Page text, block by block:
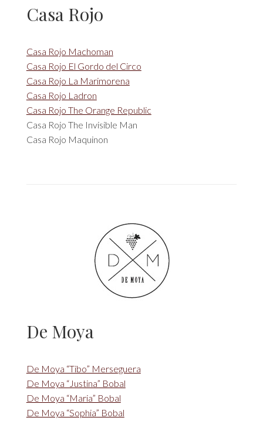
Casa Rojo
Casa Rojo Machoman
Casa Rojo El Gordo del Circo
Casa Rojo La Marimorena
Casa Rojo Ladron
Casa Rojo The Orange Republic
Casa Rojo The Invisible Man
Casa Rojo Maquinon
De Moya
De Moya “Tibo” Merseguera
De Moya “Justina” Bobal
De Moya “Maria” Bobal
De Moya “Sophia” Bobal